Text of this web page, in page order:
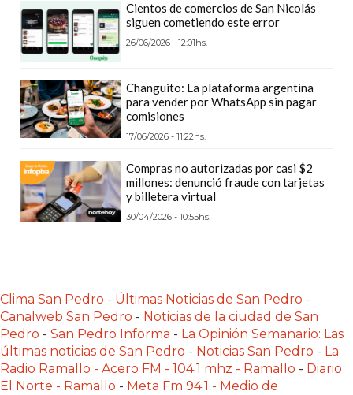
POR
WHATSAPP:
LA
DEFINITIVA
PARA
RESTAURANTES
DELIVERIES
CREAR
UNA
ES
LA
MEJOR
PLATAFORMA?
CHANGUITO.COM.AR,
Cientos de comercios de San Nicolás
siguen cometiendo este error
26/06/2026 - 12:01hs.
Changuito: La plataforma argentina
para vender por WhatsApp sin pagar
comisiones
17/06/2026 - 11:22hs.
Compras no autorizadas por casi $2
millones: denunció fraude con tarjetas
y billetera virtual
30/04/2026 - 10:55hs.
Clima San Pedro - Últimas Noticias de San Pedro -
Canalweb San Pedro - Noticias de la ciudad de San
Pedro - San Pedro Informa - La Opinión Semanario: Las
últimas noticias de San Pedro - Noticias San Pedro - La
Radio Ramallo - Acero FM - 104.1 mhz - Ramallo - Diario
El Norte - Ramallo - Meta Fm 94.1 - Medio de